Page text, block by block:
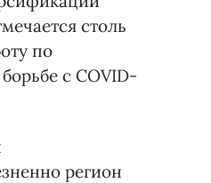
столь
по
с COVID-
регион